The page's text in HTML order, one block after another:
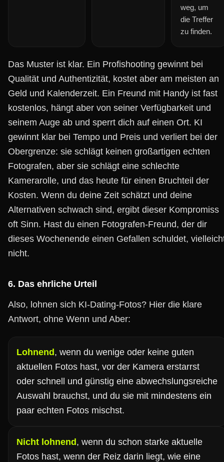
weg, um
die Treffer
zu finden.
Das Muster ist klar. Ein Profishooting gewinnt bei
Qualität und Authentizität, kostet aber am meisten an
Geld und Kalenderzeit. Ein Freund mit Handy ist fast
kostenlos, hängt aber von seiner Verfügbarkeit und
seinem Auge ab und sperrt dich auf einen Ort. KI
gewinnt klar bei Tempo und Preis und verliert bei der
Obergrenze: sie schlägt keinen großartigen echten
Fotografen, aber sie schlägt eine schlechte
Kamerarolle, und das heute für einen Bruchteil der
Kosten. Wenn du deine Zeit schätzt und deine
Alternativen schwach sind, ergibt dieser Kompromiss
oft Sinn. Hast du einen Fotografen-Freund, der dir
dieses Wochenende einen Gefallen schuldet,
nicht.
6. Das ehrliche Urteil
Also, lohnen sich KI-Dating-Fotos? Hier die klare
Antwort, ohne Wenn und Aber:
Lohnend , wenn du wenige oder keine guten
aktuellen Fotos hast, vor der Kamera erstarrst
oder schnell und günstig eine abwechslungsreiche
Auswahl brauchst, und du sie mit mindestens ein
paar echten Fotos mischst.
Nicht lohnend , wenn du schon starke aktuelle
Fotos hast, wenn der Reiz darin liegt, wie eine